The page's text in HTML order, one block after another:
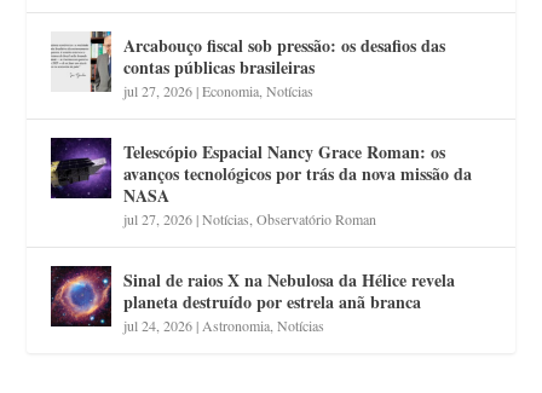
Arcabouço fiscal sob pressão: os desafios das
contas públicas brasileiras
jul 27, 2026|Economia ,Notícias
Telescópio Espacial Nancy Grace Roman: os
avanços tecnológicos por trás da nova missão da
NASA
jul 27, 2026|Notícias ,Observatório Roman
Sinal de raios X na Nebulosa da Hélice revela
planeta destruído por estrela anã branca
jul 24, 2026| Astronomia ,Notícias